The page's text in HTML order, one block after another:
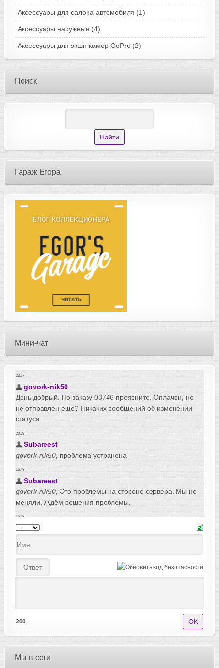
Аксессуары для салона автомобиля (1)
Аксессуары наружные (4)
Аксессуары для экшн-камер GoPro (2)
Поиск
Гараж Егора
Мини-чат
200
Мы в сети